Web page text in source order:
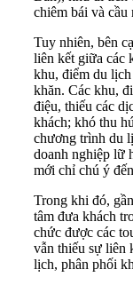
chiêm bái và cầu
Tuy nhiên, bên
liên kết giữa các
khu, điểm du
khăn. Các khu,
điệu, thiếu các
khách; khó thu
chương trình du
doanh nghiệp lữ
mới chỉ chú ý
Trong khi đó,
tâm đưa khách
chức được các
vẫn thiếu sự liên
lịch, phân phối